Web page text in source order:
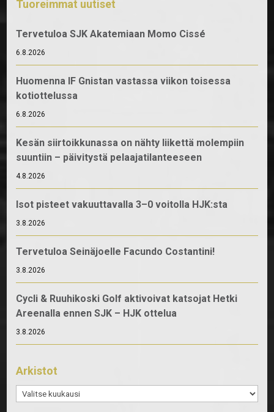
Tuoreimmat uutiset
Tervetuloa SJK Akatemiaan Momo Cissé
6.8.2026
Huomenna IF Gnistan vastassa viikon toisessa
kotiottelussa
6.8.2026
Kesän siirtoikkunassa on nähty liikettä molempiin
suuntiin – päivitystä pelaajatilanteeseen
4.8.2026
Isot pisteet vakuuttavalla 3–0 voitolla HJK:sta
3.8.2026
Tervetuloa Seinäjoelle Facundo Costantini!
3.8.2026
Cycli & Ruuhikoski Golf aktivoivat katsojat Hetki
Areenalla ennen SJK – HJK ottelua
3.8.2026
Arkistot
Arkistot